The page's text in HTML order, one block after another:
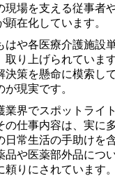
現場を支える従事者
在化しています。
はや各医療介護施設
取り上げられていま
決策を懸命に模索し
現実です。
業界でスポットライ
の仕事内容は、実に
日常生活の手助けを
品や医薬部外品につ
頼りにされています